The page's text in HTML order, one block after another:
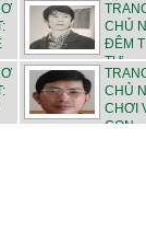
CHỦ
ĐÊM
TƯ - ...
CHỦ
CHƠI
CON -